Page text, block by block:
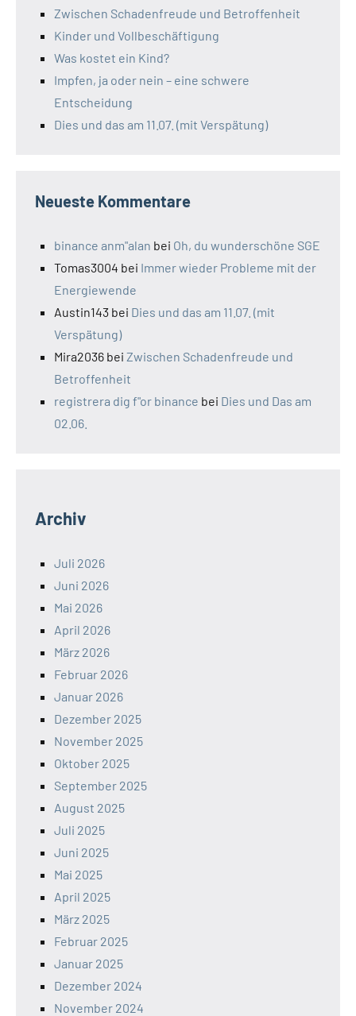
Zwischen Schadenfreude und Betroffenheit
Kinder und Vollbeschäftigung
Was kostet ein Kind?
Impfen, ja oder nein – eine schwere
Entscheidung
Dies und das am 11.07. (mit Verspätung)
Neueste Kommentare
binance anm"alan bei Oh, du wunderschöne SGE
Tomas3004 bei Immer wieder Probleme mit der
Energiewende
Austin143 bei Dies und das am 11.07. (mit
Verspätung)
Mira2036 bei Zwischen Schadenfreude und
Betroffenheit
registrera dig f"or binance bei Dies und Das am
02.06.
Archiv
Juli 2026
Juni 2026
Mai 2026
April 2026
März 2026
Februar 2026
Januar 2026
Dezember 2025
November 2025
Oktober 2025
September 2025
August 2025
Juli 2025
Juni 2025
Mai 2025
April 2025
März 2025
Februar 2025
Januar 2025
Dezember 2024
November 2024